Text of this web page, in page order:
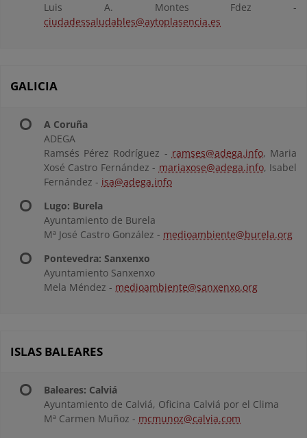
Luis A. Montes Fdez -
ciudadessaludables@aytoplasencia.es
GALICIA
A Coruña
ADEGA
Ramsés Pérez Rodríguez - ramses@adega.info, Maria
Xosé Castro Fernández - mariaxose@adega.info, Isabel
Fernández - isa@adega.info
Lugo: Burela
Ayuntamiento de Burela
Mª José Castro González - medioambiente@burela.org
Pontevedra: Sanxenxo
Ayuntamiento Sanxenxo
Mela Méndez - medioambiente@sanxenxo.org
ISLAS BALEARES
Baleares: Calviá
Ayuntamiento de Calviá, Oficina Calviá por el Clima
Mª Carmen Muñoz - mcmunoz@calvia.com